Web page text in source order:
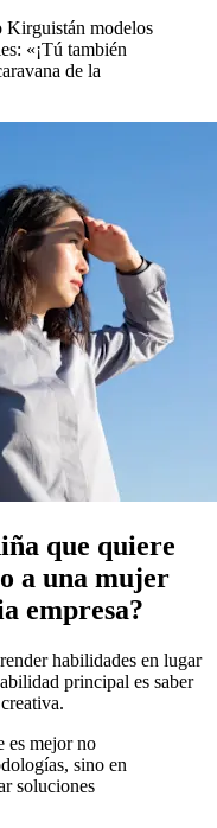
Kirguistán modelos
«¡Tú también
de la
que quiere
a una mujer
empresa?
habilidades en lugar
principal es saber
es mejor no
sino en
soluciones